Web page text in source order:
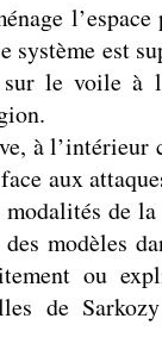
est
le voile à
à l’intérieur
aux
de
modèles
ou
de